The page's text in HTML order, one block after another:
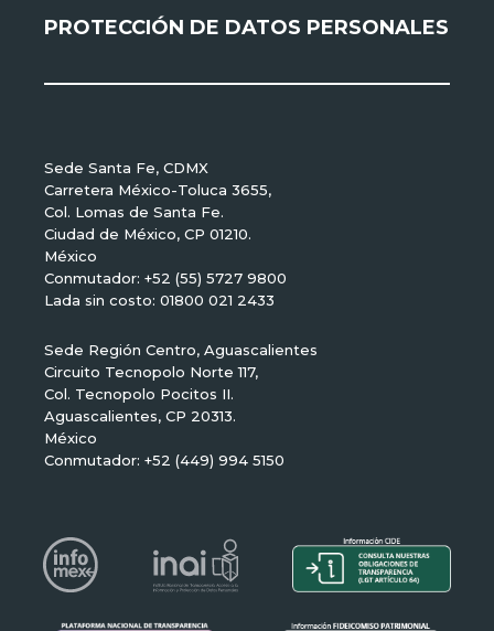
PROTECCIÓN DE DATOS PERSONALES
Sede Santa Fe, CDMX
Carretera México-Toluca 3655,
Col. Lomas de Santa Fe.
Ciudad de México, CP 01210.
México
Conmutador: +52 (55) 5727 9800
Lada sin costo: 01800 021 2433
Sede Región Centro, Aguascalientes
Circuito Tecnopolo Norte 117,
Col. Tecnopolo Pocitos II.
Aguascalientes, CP 20313.
México
Conmutador: +52 (449) 994 5150